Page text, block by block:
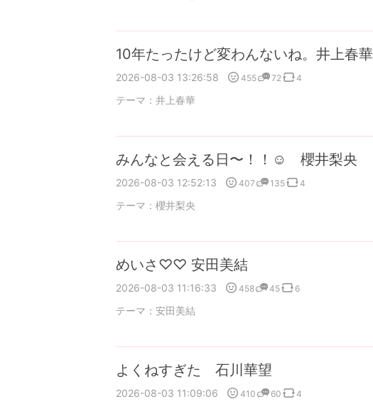
10年たったけど変わんないね。井上春華
2026-08-03 13:26:58 455 72 4
テーマ： 井上春華
みんなと会える日〜！！☺︎ 櫻井梨央
2026-08-03 12:52:13 407 135 4
テーマ： 櫻井梨央
めいさ♡♡ 安田美結
2026-08-03 11:16:33 458 45 6
テーマ： 安田美結
よくねすぎた 石川華望
2026-08-03 11:09:06 410 60 4